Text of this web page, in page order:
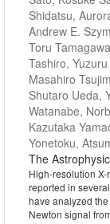
Shidatsu,
Andrew E.
Toru
Tashiro,
Masahiro
Shutaro Ueda,
Watanabe,
Kazutaka
Yonetoku,
The
High-resolution
reported in
have analyzed
Newton signal